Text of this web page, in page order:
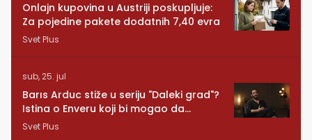
Onlajn kupovina u Austriji poskupljuje:
Za pojedine pakete dodatnih 7,40 evra
Svet Plus
sub, 25. jul
Barıs Arduc stiže u seriju "Daleki grad"?
Istina o Enveru koji bi mogao da
promeni sve
Svet Plus